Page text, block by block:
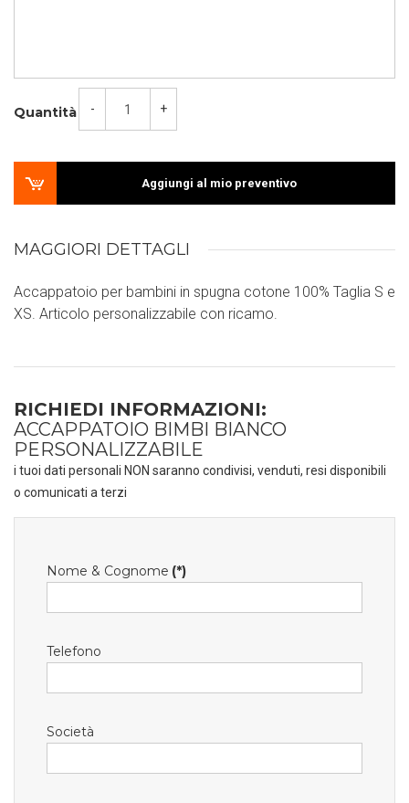
Quantità - +
Aggiungi al mio preventivo
MAGGIORI DETTAGLI
Accappatoio per bambini in spugna cotone 100% Taglia S e
XS. Articolo personalizzabile con ricamo.
RICHIEDI INFORMAZIONI:
ACCAPPATOIO BIMBI BIANCO
PERSONALIZZABILE
i tuoi dati personali NON saranno condivisi, venduti, resi disponibili
o comunicati a terzi
Nome & Cognome (*)
Telefono
Società